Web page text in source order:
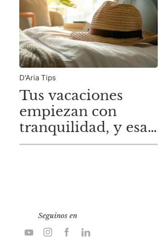
D'Aria Tips
Tus vacaciones
empiezan con
tranquilidad, y esa
tranquilidad
Seguinos en